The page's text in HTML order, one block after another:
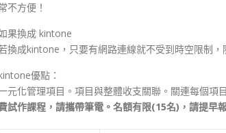
不方便！
果換成 kintone
換成kintone，只要有網路連線就不受到時空限制
優點：
元化管理項目。項目與整體收支關聯。關連每個項
試作課程，請攜帶筆電。名額有限(15名)，請提早